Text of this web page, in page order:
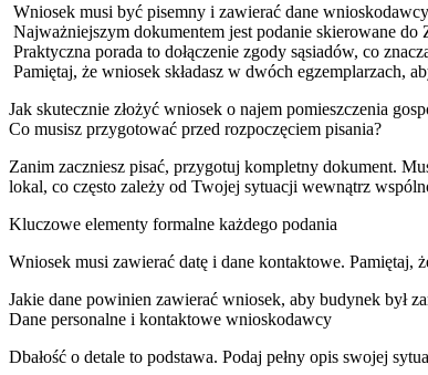
Wniosek musi być pisemny i zawierać dane
Najważniejszym dokumentem jest podanie skierowane do
Praktyczna porada to dołączenie zgody sąsiadów, co
Pamiętaj, że wniosek składasz w dwóch egzemplarzach,
Jak skutecznie złożyć wniosek o najem pomieszczenia
Co musisz przygotować przed rozpoczęciem pisania?
Zanim zaczniesz pisać, przygotuj kompletny dokument.
lokal, co często zależy od Twojej sytuacji wewnątrz
Kluczowe elementy formalne każdego podania
Wniosek musi zawierać datę i dane kontaktowe.
Jakie dane powinien zawierać wniosek, aby budynek był
Dane personalne i kontaktowe wnioskodawcy
Dbałość o detale to podstawa. Podaj pełny opis swojej